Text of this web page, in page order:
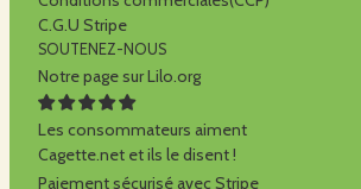
C.G.U Stripe
SOUTENEZ-NOUS
Notre page sur Lilo.org
Les consommateurs aiment
Cagette.net et ils le disent !
Paiement sécurisé avec Stripe